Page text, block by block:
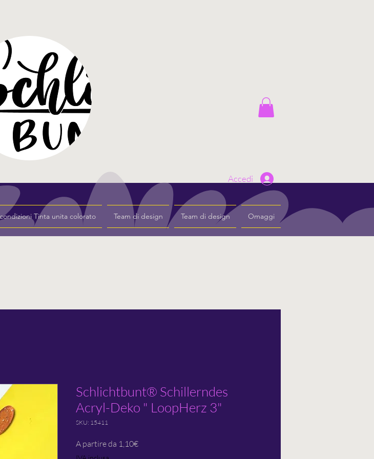
Tinta unita colorato Team di design Team di design Omaggi
Accedi
Schlichtbunt® Schillerndes
Acryl-Deko " LoopHerz 3"
SKU: 15411
A partire da 1,10€Prezzo